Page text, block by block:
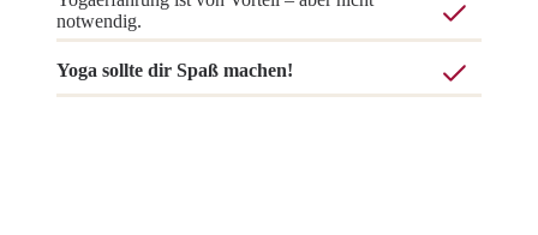
notwendig.
Yoga sollte dir Spaß machen!